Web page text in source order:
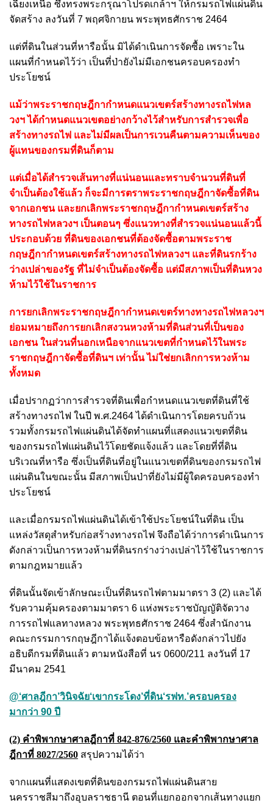
เฉียงเหนือ ซึ่งทรงพระกรุณาโปรดเกล้าฯ ให้กรมรถไฟแผ่นดิน
จัดสร้าง ลงวันที่ 7 พฤศจิกายน พระพุทธศักราช 2464
แต่ที่ดินในส่วนที่หารือนั้น มิได้ดำเนินการจัดซื้อ เพราะใน
แผนที่กำหนดไว้ว่า เป็นที่ป่ายังไม่มีเอกชนครอบครองทำ
ประโยชน์
แม้ว่าพระราชกฤษฎีกากำหนดแนวเขตร์สร้างทางรถไฟหล
วงฯ ได้กำหนดแนวเขตอย่างกว้างไว้สำหรับการสำรวจเพื่อ
สร้างทางรถไฟ และไม่มีผลเป็นการเวนคืนตามความเห็นของ
ผู้แทนของกรมที่ดินก็ตาม
แต่เมื่อได้สำรวจเส้นทางที่แน่นอนและทราบจำนวนที่ดินที่
จำเป็นต้องใช้แล้ว ก็จะมีการตราพระราชกฤษฎีกาจัดซื้อที่ดิน
จากเอกชน และยกเลิกพระราชกฤษฎีกากำหนดเขตร์สร้าง
ทางรถไฟหลวงฯ เป็นตอนๆ ซึ่งแนวทางที่สำรวจแน่นอนแล้วนี้
ประกอบด้วย ที่ดินของเอกชนที่ต้องจัดซื้อตามพระราช
กฤษฎีกากำหนดเขตร์สร้างทางรถไฟหลวงฯ และที่ดินรกร้าง
ว่างเปล่าของรัฐ ที่ไม่จำเป็นต้องจัดซื้อ แต่มีสภาพเป็นที่ดินหวง
ห้ามไว้ใช้ในราชการ
การยกเลิกพระราชกฤษฎีกากำหนดเขตร์ทางทางรถไฟหลวงฯ
ย่อมหมายถึงการยกเลิกสงวนหวงห้ามที่ดินส่วนที่เป็นของ
เอกชน ในส่วนที่นอกเหนือจากแนวเขตที่กำหนดไว้ในพระ
ราชกฤษฎีกาจัดซื้อที่ดินฯ เท่านั้น ไม่ใช่ยกเลิกการหวงห้าม
ทั้งหมด
เมื่อปรากฏว่าการสำรวจที่ดินเพื่อกำหนดแนวเขตที่ดินที่ใช้
สร้างทางรถไฟ ในปี พ.ศ.2464 ได้ดำเนินการโดยครบถ้วน
รวมทั้งกรมรถไฟแผ่นดินได้จัดทำแผนที่แสดงแนวเขตที่ดิน
ของกรมรถไฟแผ่นดินไว้โดยชัดแจ้งแล้ว และโดยที่ที่ดิน
บริเวณที่หารือ ซึ่งเป็นที่ดินที่อยู่ในแนวเขตที่ดินของกรมรถไฟ
แผ่นดินในขณะนั้น มีสภาพเป็นป่าที่ยังไม่มีผู้ใดครอบครองทำ
ประโยชน์
และเมื่อกรมรถไฟแผ่นดินได้เข้าใช้ประโยชน์ในที่ดิน เป็น
แหล่งวัสดุสำหรับก่อสร้างทางรถไฟ จึงถือได้ว่าการดำเนินการ
ดังกล่าวเป็นการหวงห้ามที่ดินรกร่างว่างเปล่าไว้ใช้ในราชการ
ตามกฎหมายแล้ว
ที่ดินนั้นจัดเข้าลักษณะเป็นที่ดินรถไฟตามมาตรา 3 (2) และได้
รับความคุ้มครองตามมาตรา 6 แห่งพระราชบัญญัติจัดวาง
การรถไฟแลทางหลวง พระพุทธศักราช 2464 ซึ่งสำนักงาน
คณะกรรมการกฤษฎีกาได้แจ้งตอบข้อหารือดังกล่าวไปยัง
อธิบดีกรมที่ดินแล้ว ตามหนังสือที่ นร 0600/211 ลงวันที่ 17
มีนาคม 2541
@‘ศาลฎีกา’วินิจฉัย‘เขากระโดง’ที่ดิน‘รฟท.’ครอบครอง
มากว่า 90 ปี
(2) คำพิพากษาศาลฎีกาที่ 842-876/2560 และคำพิพากษาศาล
ฎีกาที่ 8027/2560 สรุปความได้ว่า
จากแผนที่แสดงเขตที่ดินของกรมรถไฟแผ่นดินสาย
นครราชสีมาถึงอุบลราชธานี ตอนที่แยกออกจากเส้นทางแยก